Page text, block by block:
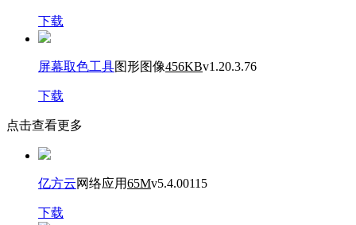
下载
屏幕取色工具图形图像456KBv1.20.3.76
下载
点击查看更多
亿方云网络应用65Mv5.4.00115
下载